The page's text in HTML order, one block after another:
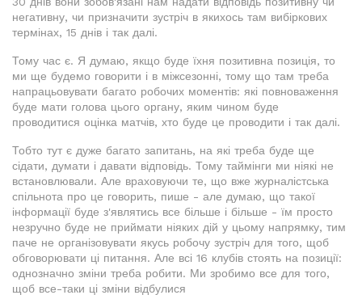
негативну, чи призначити зустріч в якихось там вибіркових
термінах, 15 днів і так далі.
Тому час є. Я думаю, якщо буде їхня позитивна позиція, то
ми ще будемо говорити і в міжсезонні, тому що там треба
напрацьовувати багато робочих моментів: які повноваження
буде мати голова цього органу, яким чином буде
проводитися оцінка матчів, хто буде це проводити і так далі.
Тобто тут є дуже багато запитань, на які треба буде ще
сідати, думати і давати відповідь. Тому таймінги ми ніякі не
встановлювали. Але враховуючи те, що вже журналістська
спільнота про це говорить, пише - але думаю, що такої
інформації буде з'являтись все більше і більше - їм просто
незручно буде не приймати ніяких дій у цьому напрямку, тим
паче не організовувати якусь робочу зустріч для того, щоб
обговорювати ці питання. Але всі 16 клубів стоять на позиції:
однозначно зміни треба робити. Ми зробимо все для того,
щоб все-таки ці зміни відбулися